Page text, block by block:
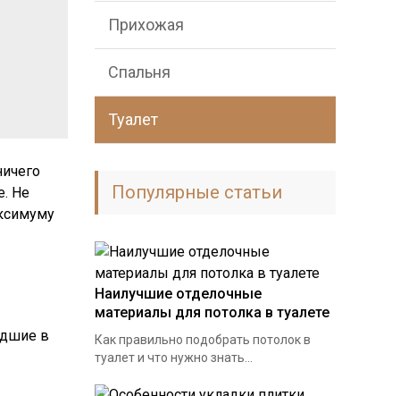
Не
в
Прихожая
Спальня
Туалет
Популярные статьи
Наилучшие отделочные
материалы для потолка в туалете
Как правильно подобрать потолок в
туалет и что нужно знать...